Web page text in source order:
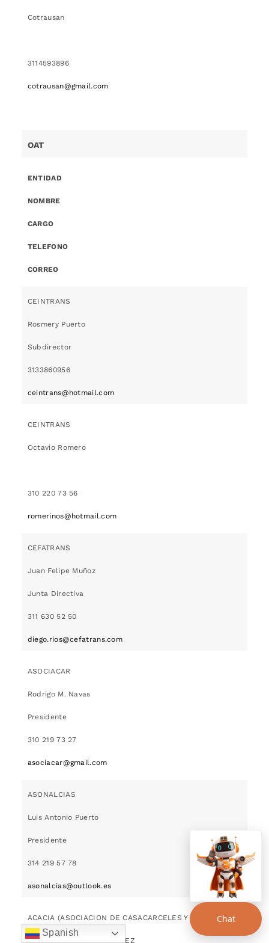
Cotrausan
3114593896
cotrausan@gmail.com
OAT
ENTIDAD
NOMBRE
CARGO
TELEFONO
CORREO
CEINTRANS
Rosmery Puerto
Subdirector
3133860956
ceintrans@hotmail.com
CEINTRANS
Octavio Romero
310 220 73 56
romerinos@hotmail.com
CEFATRANS
Juan Felipe Muñoz
Junta Directiva
311 630 52 50
diego.rios@cefatrans.com
ASOCIACAR
Rodrigo M. Navas
Presidente
310 219 73 27
asociacar@gmail.com
ASONALCIAS
Luis Antonio Puerto
Presidente
314 219 57 78
asonalcias@outlook.es
ACACIA (ASOCIACION DE CASACARCELES Y CIAS)
GABRIEL JAIME VERA PEREZ
Spanish
Chat